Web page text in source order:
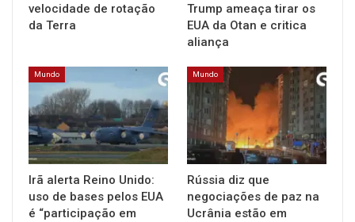
velocidade de rotação
da Terra
Trump ameaça tirar os
EUA da Otan e critica
aliança
Mundo
Irã alerta Reino Unido:
uso de bases pelos EUA
é “participação em
Mundo
Rússia diz que
negociações de paz na
Ucrânia estão em